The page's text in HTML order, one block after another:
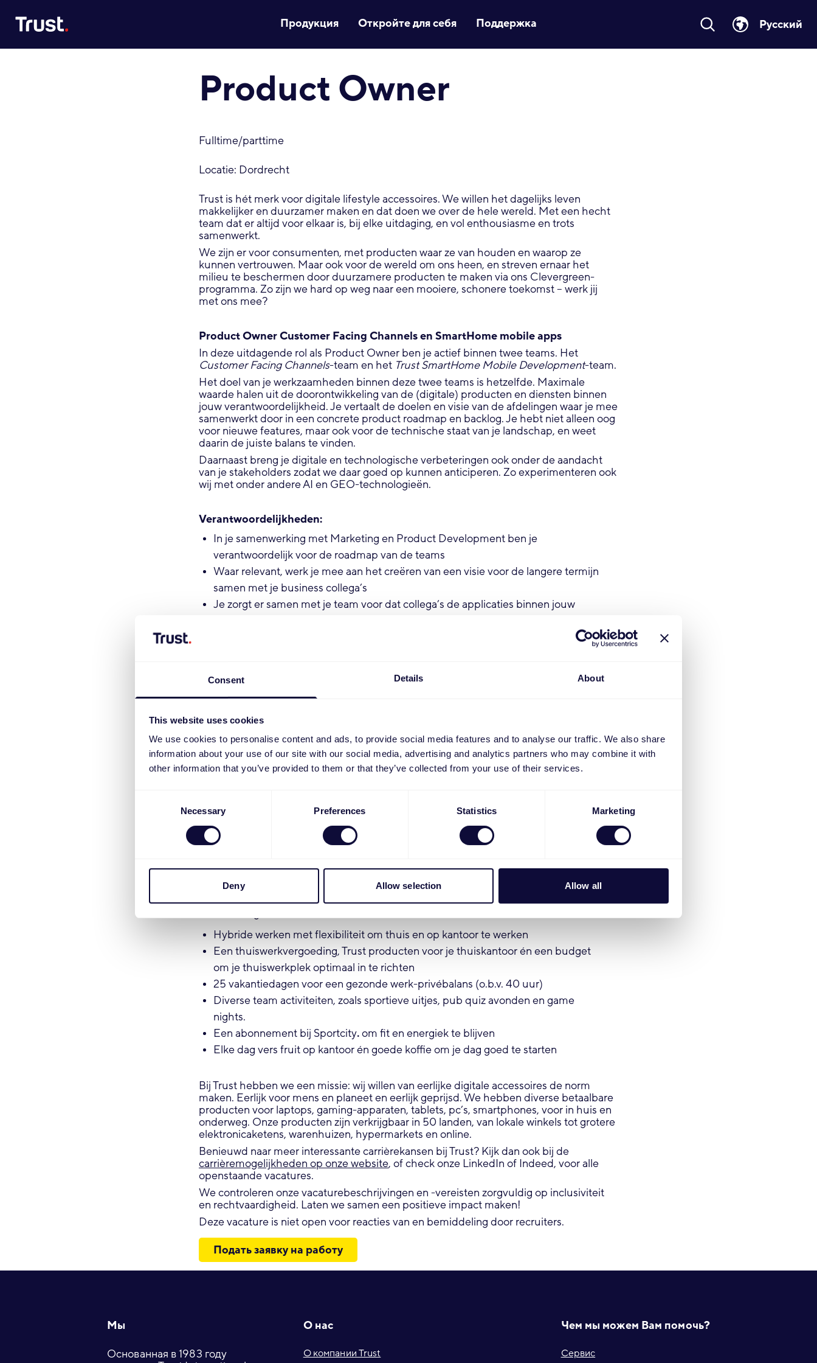
Consent Details About
This website uses cookies
We use cookies to personalise content and ads, to provide social media features and to analyse our traffic. We also share
information about your use of our site with our social media, advertising and analytics partners who may combine it with
other information that you’ve provided to them or that they’ve collected from your use of their services.
Necessary Preferences Statistics Marketing
Deny Allow selection Allow all
Продукция Откройте для себя Поддержка Русский
Product Owner
Fulltime/parttime
Locatie: Dordrecht
Trust is hét merk voor digitale lifestyle accessoires. We willen het dagelijks leven
makkelijker en duurzamer maken en dat doen we over de hele wereld. Met een hecht
team dat er altijd voor elkaar is, bij elke uitdaging, en vol enthousiasme en trots
samenwerkt.
We zijn er voor consumenten, met producten waar ze van houden en waarop ze
kunnen vertrouwen. Maar ook voor de wereld om ons heen, en streven ernaar het
milieu te beschermen door duurzamere producten te maken via ons Clevergreen-
programma. Zo zijn we hard op weg naar een mooiere, schonere toekomst – werk jij
met ons mee?
Product Owner Customer Facing Channels en SmartHome mobile apps
In deze uitdagende rol als Product Owner ben je actief binnen twee teams. Het
Customer Facing Channels-team en het Trust SmartHome Mobile Development-team.
Het doel van je werkzaamheden binnen deze twee teams is hetzelfde. Maximale
waarde halen uit de doorontwikkeling van de (digitale) producten en diensten binnen
jouw verantwoordelijkheid. Je vertaalt de doelen en visie van de afdelingen waar je mee
samenwerkt door in een concrete product roadmap en backlog. Je hebt niet alleen oog
voor nieuwe features, maar ook voor de technische staat van je landschap, en weet
daarin de juiste balans te vinden.
Daarnaast breng je digitale en technologische verbeteringen ook onder de aandacht
van je stakeholders zodat we daar goed op kunnen anticiperen. Zo experimenteren ook
wij met onder andere AI en GEO-technologieën.
Verantwoordelijkheden:
In je samenwerking met Marketing en Product Development ben je
verantwoordelijk voor de roadmap van de teams
Waar relevant, werk je mee aan het creëren van een visie voor de langere termijn
samen met je business collega’s
Je zorgt er samen met je team voor dat collega’s de applicaties binnen jouw
Je werkt samen met leveranciers van deze applicaties, blijft op de hoogte van
realiseren
Competenties:
HBO- of WO opleiding in een relevante richting
3-5 jaar werkervaring als Product Owner voor één of meerdere teams
Ervaring binnen app development teams is een pré
team
Zowel op inhoud als in relatie (stakeholdermanagement) sterk
Nieuwsgierig en ondernemend – geen ‘u vraagt, wij draaien’ -mentaliteit
Hybride werken met flexibiliteit om thuis en op kantoor te werken
Een thuiswerkvergoeding, Trust producten voor je thuiskantoor én een budget
om je thuiswerkplek optimaal in te richten
25 vakantiedagen voor een gezonde werk-privébalans (o.b.v. 40 uur)
Diverse team activiteiten, zoals sportieve uitjes, pub quiz avonden en game
nights.
Een abonnement bij Sportcity. om fit en energiek te blijven
Elke dag vers fruit op kantoor én goede koffie om je dag goed te starten
Bij Trust hebben we een missie: wij willen van eerlijke digitale accessoires de norm
maken. Eerlijk voor mens en planeet en eerlijk geprijsd. We hebben diverse betaalbare
producten voor laptops, gaming-apparaten, tablets, pc’s, smartphones, voor in huis en
onderweg. Onze producten zijn verkrijgbaar in 50 landen, van lokale winkels tot grotere
elektronicaketens, warenhuizen, hypermarkets en online.
Benieuwd naar meer interessante carrièrekansen bij Trust? Kijk dan ook bij de
carrièremogelijkheden op onze website, of check onze LinkedIn of Indeed, voor alle
openstaande vacatures.
We controleren onze vacaturebeschrijvingen en -vereisten zorgvuldig op inclusiviteit
en rechtvaardigheid. Laten we samen een positieve impact maken!
Deze vacature is niet open voor reacties van en bemiddeling door recruiters.
Подать заявку на работу
Мы
Основанная в 1983 году
О нас
О компании Trust
Чем мы можем Вам помочь?
Сервис